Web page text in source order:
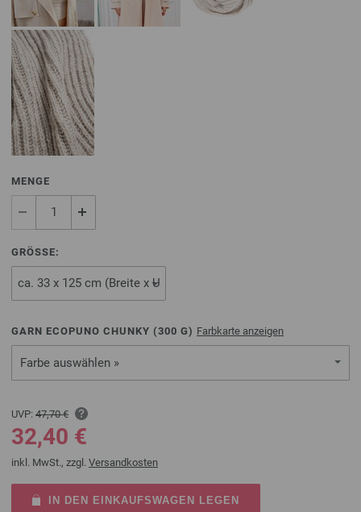
MENGE
GRÖSSE:
GARN ECOPUNO CHUNKY (300 G) Farbkarte anzeigen
Farbe auswählen »
UVP: 47,70 €
32,40 €
inkl. MwSt., zzgl. Versandkosten
IN DEN EINKAUFSWAGEN LEGEN